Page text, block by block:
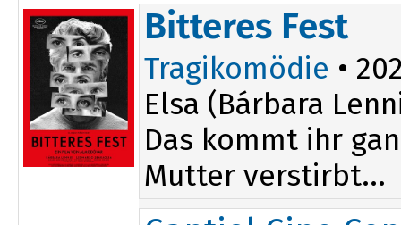
15:50
Bitteres Fest
Tragikomödie •
Elsa (Bárbara
Das kommt ihr
Mutter verstirbt...